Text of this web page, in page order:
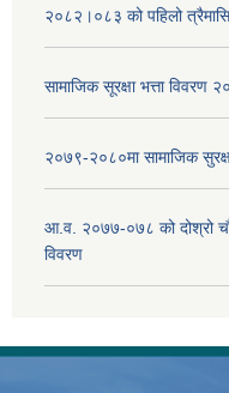
२०८२।०८३ को पहिलो
सामाजिक सूरक्षा भत्ता विवरण
२०७९-२०८०मा सामाजिक
आ.व. २०७७-०७८ को दोश्रो
विवरण